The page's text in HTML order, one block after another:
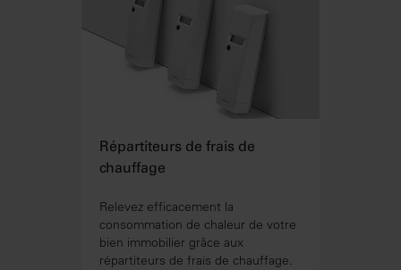
Répartiteurs de frais de
chauffage
Relevez efficacement la
consommation de chaleur de votre
bien immobilier grâce aux
répartiteurs de frais de chauffage.